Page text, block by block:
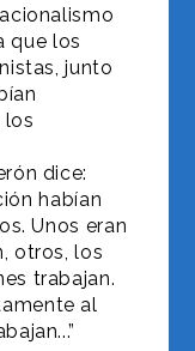
que los
junto
los
dice:
habían
Unos eran
otros, los
trabajan.
al